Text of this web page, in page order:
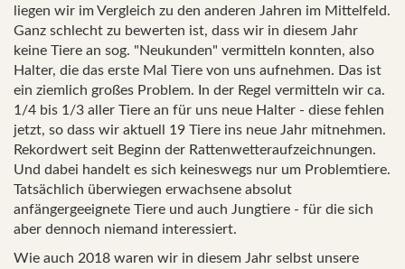
liegen wir im Vergleich zu den anderen Jahren im Mittelfeld.
Ganz schlecht zu bewerten ist, dass wir in diesem Jahr
keine Tiere an sog. "Neukunden" vermitteln konnten, also
Halter, die das erste Mal Tiere von uns aufnehmen. Das ist
ein ziemlich großes Problem. In der Regel vermitteln wir ca.
1/4 bis 1/3 aller Tiere an für uns neue Halter - diese fehlen
jetzt, so dass wir aktuell 19 Tiere ins neue Jahr mitnehmen.
Rekordwert seit Beginn der Rattenwetteraufzeichnungen.
Und dabei handelt es sich keineswegs nur um Problemtiere.
Tatsächlich überwiegen erwachsene absolut
anfängergeeignete Tiere und auch Jungtiere - für die sich
aber dennoch niemand interessiert.
Wie auch 2018 waren wir in diesem Jahr selbst unsere